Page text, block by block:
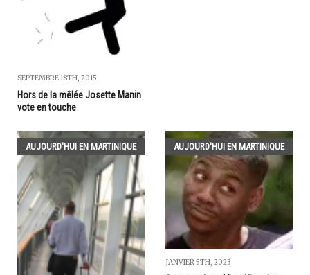
SEPTEMBRE 18TH, 2015
Hors de la mêlée Josette Manin
vote en touche
AUJOURD'HUI EN MARTINIQUE AUJOURD'HUI EN MARTINIQUE
JANVIER 5TH, 2023